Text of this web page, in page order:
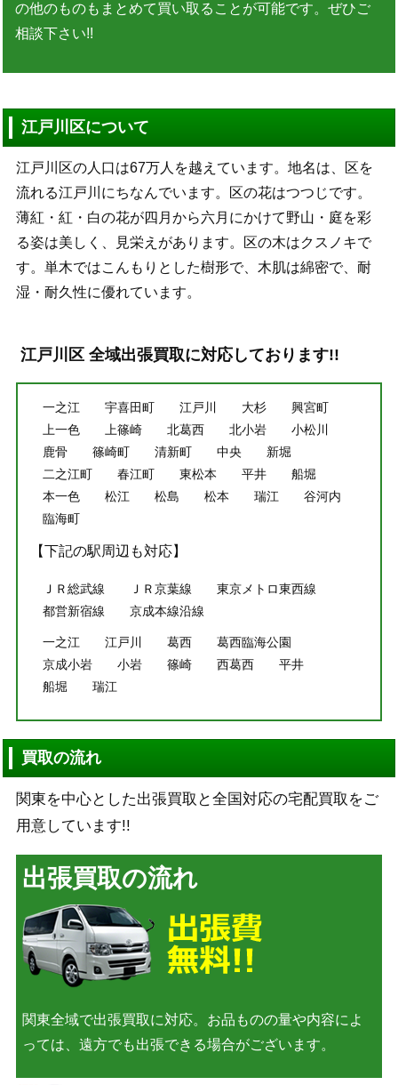
の他のものもまとめて買い取ることが可能です。ぜひご
相談下さい!!
江戸川区について
江戸川区の人口は67万人を越えています。地名は、区を
流れる江戸川にちなんでいます。区の花はつつじです。
薄紅・紅・白の花が四月から六月にかけて野山・庭を彩
る姿は美しく、見栄えがあります。区の木はクスノキで
す。単木ではこんもりとした樹形で、木肌は綿密で、耐
湿・耐久性に優れています。
江戸川区 全域出張買取に対応しております!!
一之江 宇喜田町 江戸川 大杉
興宮町
上一色
上篠崎 北葛西 北小岩
小松川
鹿骨
篠崎町 清新町 中央
新堀
二之江町
春江町 東松本 平井
船堀
本一色
松江 松島 松本 瑞江
谷河内
臨海町
【下記の駅周辺も対応】
ＪＲ総武線 ＪＲ京葉線
東京メトロ東西線
都営新宿線
京成本線沿線
一之江 江戸川 葛西
葛西臨海公園
京成小岩
小岩 篠崎 西葛西
平井
船堀
瑞江
買取の流れ
関東を中心とした出張買取と全国対応の宅配買取をご
用意しています!!
出張買取の流れ
関東全域で出張買取に対応。お品ものの量や内容によ
っては、遠方でも出張できる場合がございます。